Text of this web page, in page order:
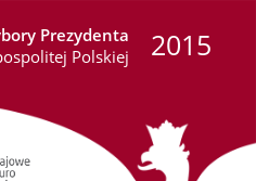
Prezydenta
Polskiej
2015